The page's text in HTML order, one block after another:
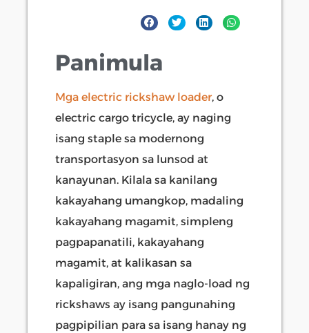
Panimula
Mga electric rickshaw loader, o
electric cargo tricycle, ay naging
isang staple sa modernong
transportasyon sa lunsod at
kanayunan. Kilala sa kanilang
kakayahang umangkop, madaling
kakayahang magamit, simpleng
pagpapanatili, kakayahang
magamit, at kalikasan sa
kapaligiran, ang mga naglo-load ng
rickshaws ay isang pangunahing
pagpipilian para sa isang hanay ng